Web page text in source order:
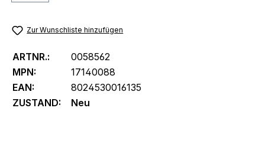
Zur Wunschliste hinzufügen
ARTNR.:
0058562
MPN:
17140088
EAN:
8024530016135
ZUSTAND:
Neu